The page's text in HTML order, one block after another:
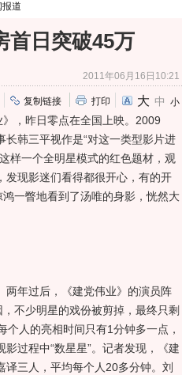
报道
首日突破45万
2011年06月16日10:21
复制链接 打印 大 中 小
，昨日零点在全国上映。2009
韩三平视作是“对这一类型影片进
样一个全明星模式的红色题材，观
发现影迷们看得都很开心，有的开
一瞥地看到了汤唯的身影，恍然大
年过后，《建党伟业》的演员阵
不少明星的戏份被剪掉，最终只剩
人的亮相时间只有1分钟多一点，
过程中“数星星”。记者发现，《建
三人，平均每个人20多分钟。刘